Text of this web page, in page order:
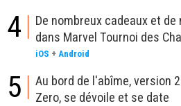
4
De nombreux cadeaux et
dans Marvel Tournoi des
iOS + Android
5
Au bord de l'abîme, version
Zero, se dévoile et se date